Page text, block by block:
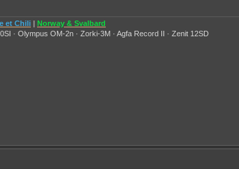
et Chili | Norway & Svalbard
· Olympus OM-2n · Zorki-3M · Agfa Record II · Zenit 12SD